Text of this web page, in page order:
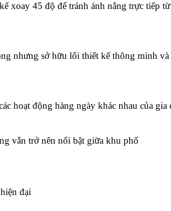
xoay 45 độ để tránh ánh nắng trực tiếp
nhưng sở hữu lối thiết kế thông minh
hoạt động hàng ngày khác nhau của gia
vẫn trở nên nổi bật giữa khu phố
đại